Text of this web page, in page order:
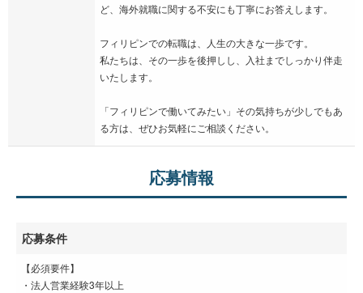
ど、海外就職に関する不安にも丁寧にお答えします。
フィリピンでの転職は、人生の大きな一歩です。
私たちは、その一歩を後押しし、入社までしっかり伴走
いたします。
「フィリピンで働いてみたい」その気持ちが少しでもあ
る方は、ぜひお気軽にご相談ください。
応募情報
応募条件
【必須要件】
・法人営業経験3年以上